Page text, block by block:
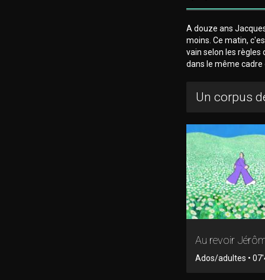
A douze ans
moins. Ce matin,
vain selon les
dans le même cadre
Un corpus
Au revoir
Ados/adultes •